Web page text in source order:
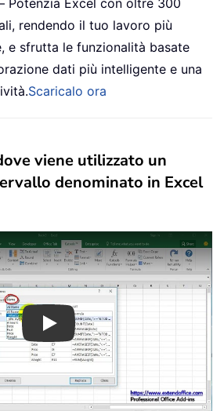
Potenzia Excel con oltre 300
rendendo il tuo lavoro più
e sfrutta le funzionalità basate
dati più intelligente e una
Scaricalo ora
viene utilizzato un
denominato in Excel
Play